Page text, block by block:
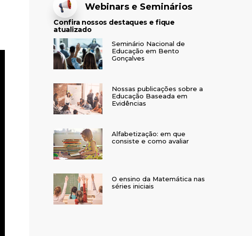
Webinars e Seminários
Confira nossos destaques e fique
atualizado
Seminário Nacional de
Educação em Bento
Gonçalves
Nossas publicações sobre a
Educação Baseada em
Evidências
Alfabetização: em que
consiste e como avaliar
O ensino da Matemática nas
séries iniciais